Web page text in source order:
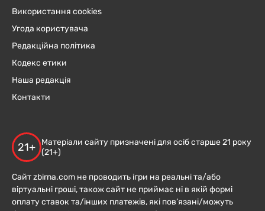
Використання cookies
Угода користувача
Редакційна політика
Кодекс етики
Наша редакція
Контакти
21+
Матеріали сайту призначені для осіб старше 21 року
(21+)
Сайт zbirna.com не проводить ігри на реальні та/або
віртуальні гроші, також сайт не приймає ні в якій формі
оплату ставок та/інших платежів, які пов’язані/можуть